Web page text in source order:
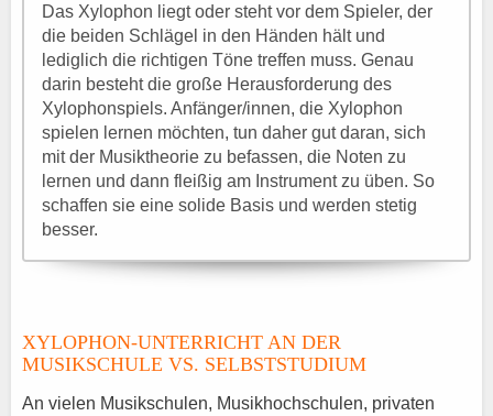
Das Xylophon liegt oder steht vor dem Spieler, der
die beiden Schlägel in den Händen hält und
lediglich die richtigen Töne treffen muss. Genau
darin besteht die große Herausforderung des
Xylophonspiels. Anfänger/innen, die Xylophon
spielen lernen möchten, tun daher gut daran, sich
mit der Musiktheorie zu befassen, die Noten zu
lernen und dann fleißig am Instrument zu üben. So
schaffen sie eine solide Basis und werden stetig
besser.
XYLOPHON-UNTERRICHT AN DER
MUSIKSCHULE VS. SELBSTSTUDIUM
An vielen Musikschulen, Musikhochschulen, privaten